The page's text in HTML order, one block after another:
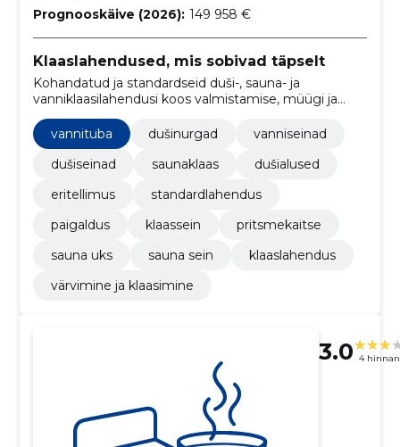
Prognooskäive (2026): 149 958 €
Klaaslahendused, mis sobivad täpselt
Kohandatud ja standardseid duši-, sauna- ja
vanniklaasilahendusi koos valmistamise, müügi ja
paigaldusega ühes teenuses.
vannituba
dušinurgad
vanniseinad
dušiseinad
saunaklaas
dušialused
eritellimus
standardlahendus
paigaldus
klaassein
pritsmekaitse
sauna uks
sauna sein
klaaslahendus
värvimine ja klaasimine
3.0 4